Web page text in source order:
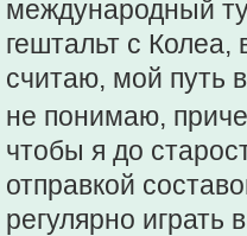
международный
гештальт с
считаю, мой путь
не понимаю,
чтобы я до
отправкой
регулярно играть